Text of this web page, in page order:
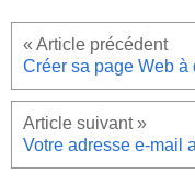
Créer sa page Web à
Votre adresse e-mail